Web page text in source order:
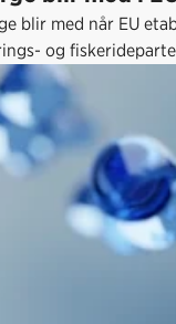
blir med når EU
og
på alliansens